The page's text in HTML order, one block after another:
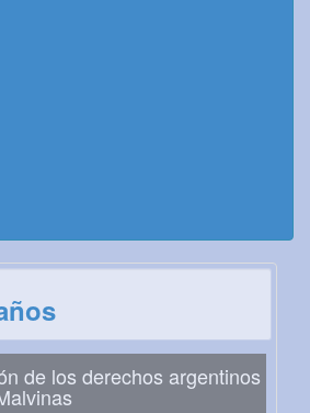
de los derechos argentinos